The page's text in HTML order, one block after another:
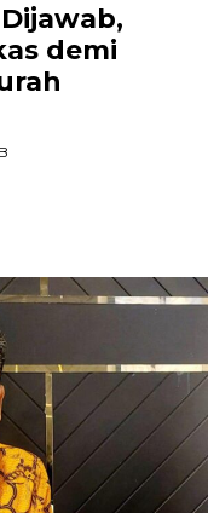
demi